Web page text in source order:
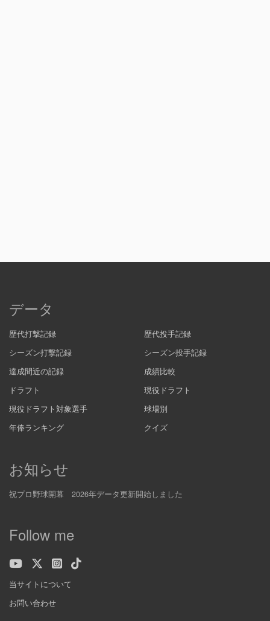
データ
歴代打撃記録
歴代投手記録
シーズン打撃記録
シーズン投手記録
達成間近の記録
成績比較
ドラフト
現役ドラフト
現役ドラフト対象選手
球場別
年俸ランキング
クイズ
お知らせ
祝プロ野球開幕 2026年データ更新開始しました
Follow me
当サイトについて
お問い合わせ